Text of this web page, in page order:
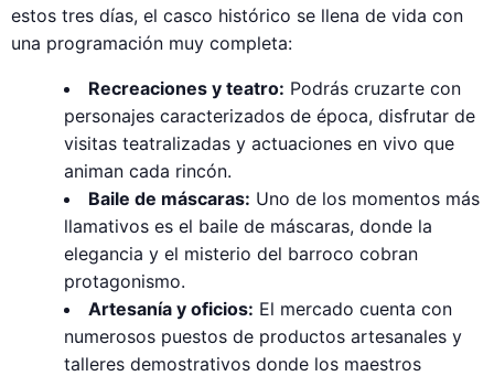
estos tres días, el casco histórico se llena de vida con
una programación muy completa:
Recreaciones y teatro: Podrás cruzarte con
personajes caracterizados de época, disfrutar de
visitas teatralizadas y actuaciones en vivo que
animan cada rincón.
Baile de máscaras: Uno de los momentos más
llamativos es el baile de máscaras, donde la
elegancia y el misterio del barroco cobran
protagonismo.
Artesanía y oficios: El mercado cuenta con
numerosos puestos de productos artesanales y
talleres demostrativos donde los maestros